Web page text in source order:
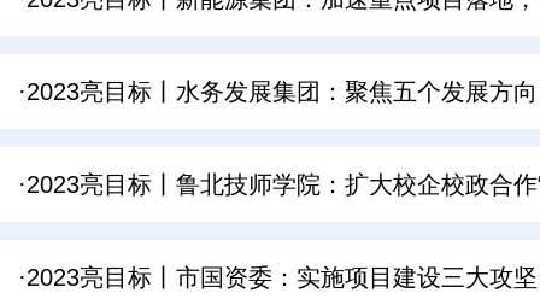
·2023亮目标丨水务发展集团：聚焦五个发展方
·2023亮目标丨鲁北技师学院：扩大校企校政合
·2023亮目标丨市国资委：实施项目建设三大攻